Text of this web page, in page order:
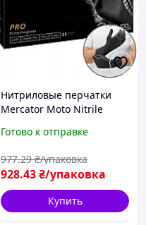
Нитриловые перчатки
Mercator Moto Nitrile
пар)
Готово к отправке
928.43₴/упаковка
977.29 ₴/упаковка
Купить